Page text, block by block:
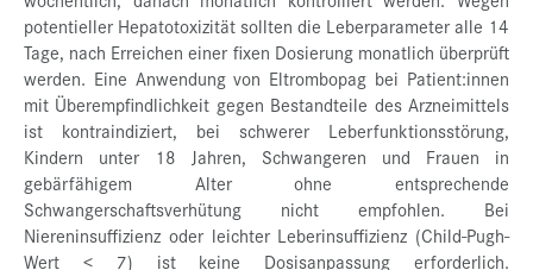
potentieller Hepatotoxizität sollten die Leberparameter alle 14
Tage, nach Erreichen einer fixen Dosierung monatlich überprüft
werden. Eine Anwendung von Eltrombopag bei Patient:innen
mit Überempfindlichkeit gegen Bestandteile des Arzneimittels
ist kontraindiziert, bei schwerer Leberfunktionsstörung,
Kindern unter 18 Jahren, Schwangeren und Frauen in
gebärfähigem Alter ohne entsprechende
Schwangerschaftsverhütung nicht empfohlen. Bei
Niereninsuffizienz oder leichter Leberinsuffizienz (Child-Pugh-
Wert < 7) ist keine Dosisanpassung erforderlich.